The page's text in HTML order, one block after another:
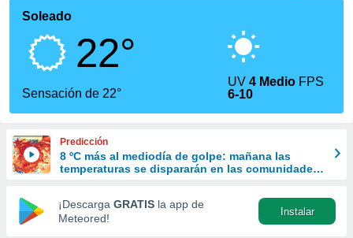
por
que se
calidad.
a este
las
y
forma
digital
basada
Soleado
22°
Sensación de 22°
UV4 Medio FPS
6-10
Predicción
8 ºC más al mediodía de golpe: mañana las
temperaturas se dispararán en las comunidades
¡Descarga GRATIS la app de
Meteored!
Instalar